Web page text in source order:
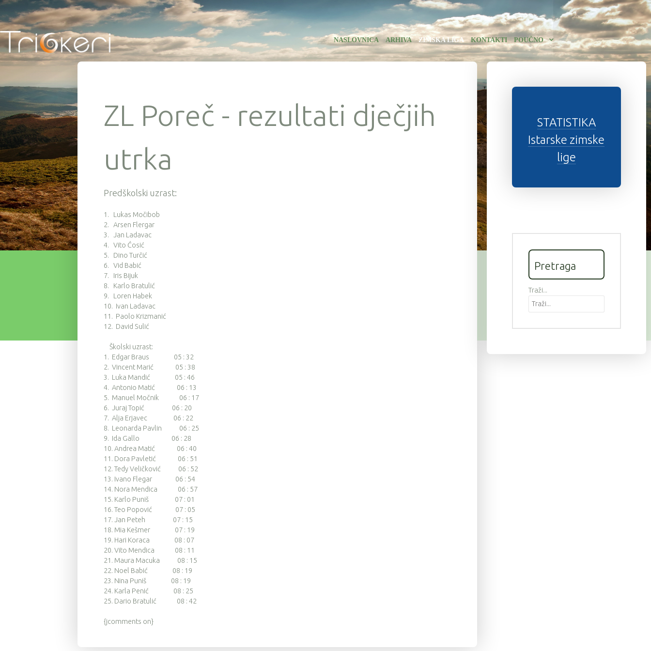
NASLOVNICA ARHIVA ZIMSKA LIGA KONTAKTI POUČNO
ZL Poreč - rezultati dječjih
utrka
Predškolski uzrast:
1. Lukas Močibob
2. Arsen Flergar
3. Jan Ladavac
4. Vito Ćosić
5. Dino Turčić
6. Vid Babić
7. Iris Bijuk
8. Karlo Bratulić
9. Loren Habek
10. Ivan Ladavac
11. Paolo Krizmanić
12. David Sulić
Školski uzrast:
1. Edgar Braus 05 : 32
2. Vincent Marić 05 : 38
3. Luka Mandić 05 : 46
4. Antonio Matić 06 : 13
5. Manuel Močnik 06 : 17
6. Juraj Topić 06 : 20
7. Alja Erjavec 06 : 22
8. Leonarda Pavlin 06 : 25
9. Ida Gallo 06 : 28
10. Andrea Matić 06 : 40
11. Dora Pavletić 06 : 51
12. Tedy Veličković 06 : 52
13. Ivano Flegar 06 : 54
14. Nora Mendica 06 : 57
15. Karlo Puniš 07 : 01
16. Teo Popović 07 : 05
17. Jan Peteh 07 : 15
18. Mia Kešmer 07 : 19
19. Hari Koraca 08 : 07
20. Vito Mendica 08 : 11
21. Maura Macuka 08 : 15
22. Noel Babić 08 : 19
23. Nina Puniš 08 : 19
24. Karla Penić 08 : 25
25. Dario Bratulić 08 : 42
{jcomments on}
STATISTIKA
Istarske zimske
lige
Pretraga
Traži...